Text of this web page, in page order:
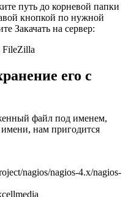
путь до корневой папки
кнопкой по нужной
Закачать на сервер:
FileZilla
его с
файл под именем,
нам пригодится
nagios/nagios-4.x/nagios-